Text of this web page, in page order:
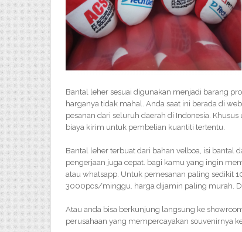
Bantal leher sesuai digunakan menjadi barang
harganya tidak mahal. Anda saat ini berada di
pesanan dari seluruh daerah di Indonesia.
biaya kirim untuk pembelian kuantiti tertentu.
Bantal leher terbuat dari bahan velboa, isi bantal
pengerjaan juga cepat. bagi kamu yang ingin
atau whatsapp. Untuk pemesanan paling sedikit
3000pcs/minggu. harga dijamin paling murah.
Atau anda bisa berkunjung langsung ke
perusahaan yang mempercayakan souvenirnya